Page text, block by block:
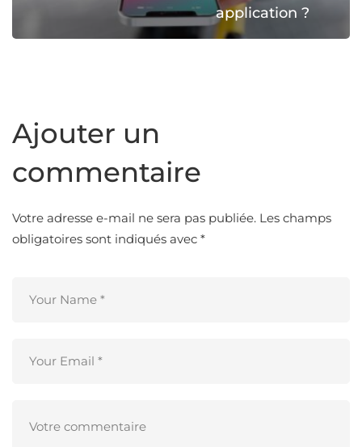
application ?
Ajouter un
commentaire
Votre adresse e-mail ne sera pas publiée. Les champs
obligatoires sont indiqués avec *